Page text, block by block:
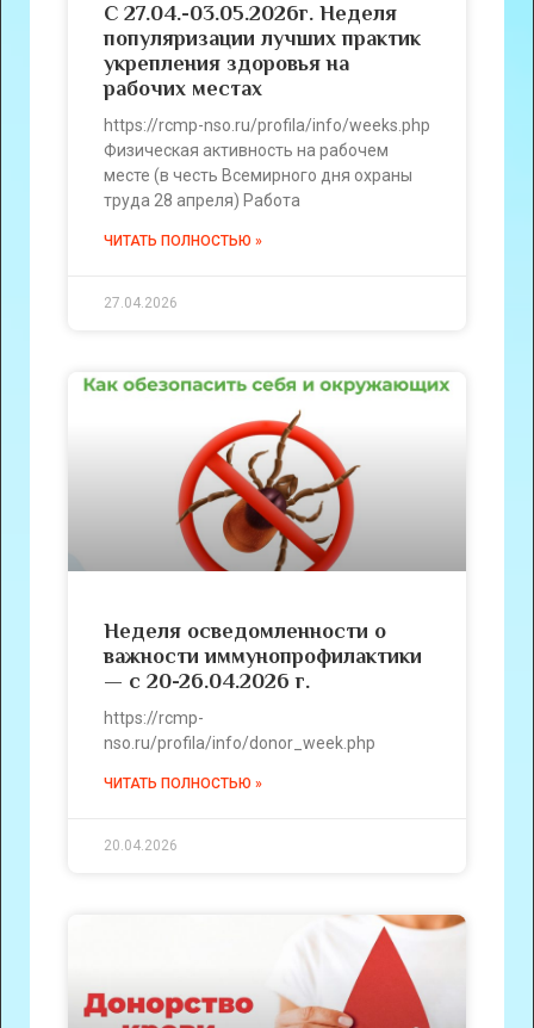
С 27.04.-03.05.2026г. Неделя
популяризации лучших практик
укрепления здоровья на
рабочих местах
https://rcmp-nso.ru/profila/info/weeks.php
Физическая активность на рабочем
месте (в честь Всемирного дня охраны
труда 28 апреля) Работа
ЧИТАТЬ ПОЛНОСТЬЮ »
27.04.2026
Неделя осведомленности о
важности иммунопрофилактики
— с 20-26.04.2026 г.
https://rcmp-
nso.ru/profila/info/donor_week.php
ЧИТАТЬ ПОЛНОСТЬЮ »
20.04.2026